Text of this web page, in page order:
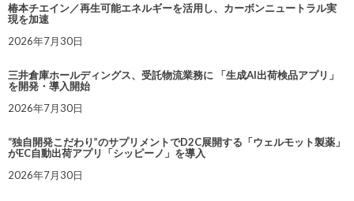
椿本チエイン／再生可能エネルギーを活用し、カーボンニュートラル実
現を加速
2026年7月30日
三井倉庫ホールディングス、受託物流業務に 「生成AI出荷検品アプリ」
を開発・導入開始
2026年7月30日
“独自開発こだわり”のサプリメントでD2C展開する「ウェルモット製薬」
がEC自動出荷アプリ「シッピーノ」を導入
2026年7月30日